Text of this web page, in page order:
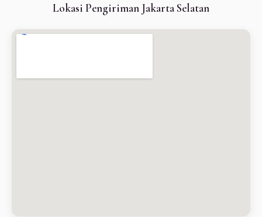
Lokasi Pengiriman Jakarta Selatan